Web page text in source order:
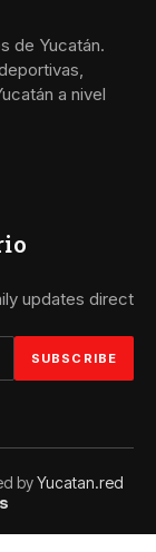
de Yucatán.
a nivel
updates direct
byYucatan.red